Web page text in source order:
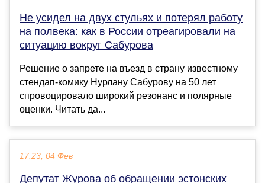
Не усидел на двух стульях и потерял работу
на полвека: как в России отреагировали на
ситуацию вокруг Сабурова
Решение о запрете на въезд в страну известному
стендап-комику Нурлану Сабурову на 50 лет
спровоцировало широкий резонанс и полярные
оценки. Читать да...
17:23, 04 Фев
Депутат Журова об обращении эстонских